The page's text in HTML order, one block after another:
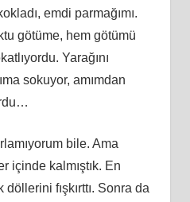
emdi parmağımı.
götüme, hem götümü
Yarağını
sokuyor, amımdan
bile. Ama
içinde kalmıştık. En
döllerini fışkırttı. Sonra da